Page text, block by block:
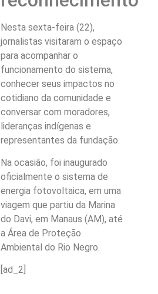
Nesta sexta-feira (22),
jornalistas visitaram o espaço
para acompanhar o
funcionamento do sistema,
conhecer seus impactos no
cotidiano da comunidade e
conversar com moradores,
lideranças indígenas e
representantes da fundação.
Na ocasião, foi inaugurado
oficialmente o sistema de
energia fotovoltaica, em uma
viagem que partiu da Marina
do Davi, em Manaus (AM), até
a Área de Proteção
Ambiental do Rio Negro.
[ad_2]